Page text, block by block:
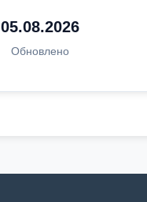
05.08.2026
Обновлено